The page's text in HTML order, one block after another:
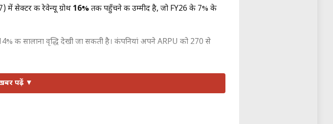
में सेक्टर की रेवेन्यू ग्रोथ 16%तक पहुँचने की उम्मीद है, जो FY26 के 7% के
की सालाना वृद्धि देखी जा सकती है। कंपनियां अपने ARPU को ₹270 से
जियो का IPOआने की संभावना है। लिस्टिंग से पहले अपनी वैल्यूएशन को
पढ़ें ▼